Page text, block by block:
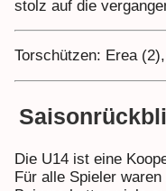
stolz auf die
Torschützen: Erea
Die U14 ist eine
Für alle Spieler